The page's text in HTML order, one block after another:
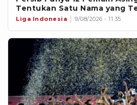
Tentukan Satu Nama yang
Liga Indonesia 9/08/2026 - 11:35